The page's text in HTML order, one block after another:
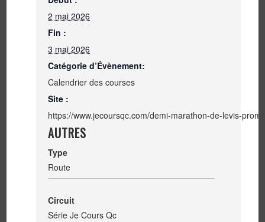
2 mai 2026
Fin :
3 mai 2026
Catégorie d’Évènement:
Calendrier des courses
Site :
https://www.jecoursqc.com/demi-marathon-de-levis-
AUTRES
Type
Route
Circuit
Série Je Cours Qc